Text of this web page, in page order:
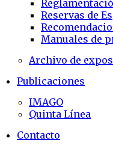
Reservas de
Manuales de
Archivo de
Publicaciones
IMAGO
Quinta Línea
Contacto